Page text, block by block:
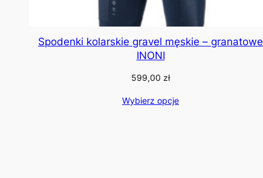
Spodenki kolarskie gravel męskie – granatowe
INONI
599,00 zł
Wybierz opcje